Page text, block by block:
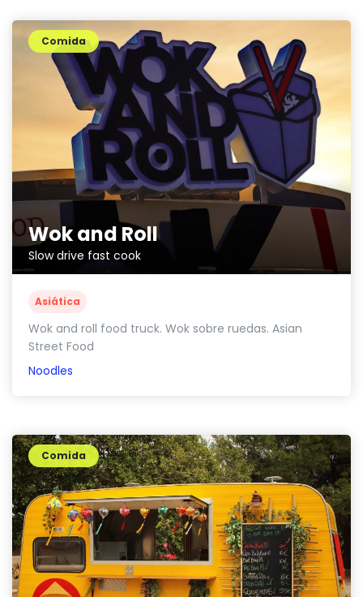
Wok and Roll
Slow drive fast cook
Comida
Asiática
Wok and roll food truck. Wok sobre ruedas. Asian
Street Food
Noodles
Comida